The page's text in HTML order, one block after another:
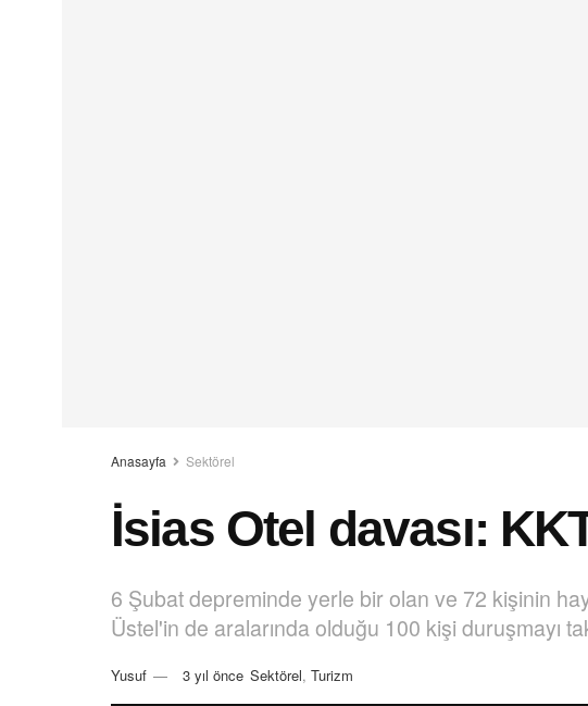
Anasayfa Sektörel
İsias Otel davası:
6 Şubat depreminde yerle bir olan ve 72 kişinin
Üstel'in de aralarında olduğu 100 kişi duruşmayı
Yusuf 3 yıl önce Sektörel, Turizm